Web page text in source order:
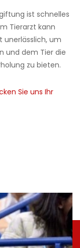
ist schnelles
Tierarzt kann
unerlässlich, um
und dem Tier die
zu bieten.
Sie uns Ihr